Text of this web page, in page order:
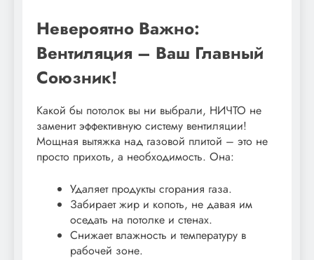
Невероятно Важно:
Вентиляция – Ваш Главный
Союзник!
Какой бы потолок вы ни выбрали, НИЧТО не
заменит эффективную систему вентиляции!
Мощная вытяжка над газовой плитой – это не
просто прихоть, а необходимость. Она:
Удаляет продукты сгорания газа.
Забирает жир и копоть, не давая им
оседать на потолке и стенах.
Снижает влажность и температуру в
рабочей зоне.